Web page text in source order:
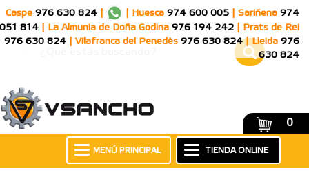
Caspe 976 630 824 Huesca 974 600 005 Sariñena 974
051 814
La Almunia de Doña Godina 976 194 242
Prats de Rei
976 630 824
Vilafranca del Penedès 976 630 824 Lleida 976
630 824
0
TIENDA ONLINE
MENÚ PRINCIPAL